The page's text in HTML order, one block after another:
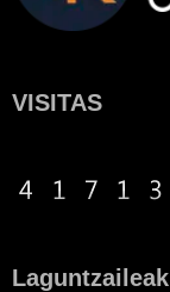
VISITAS
Laguntzaileak